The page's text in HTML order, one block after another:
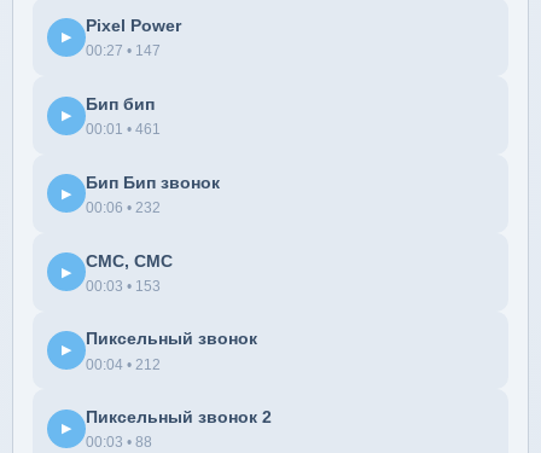
▶
Pixel Power
00:27 • 147
▶
Бип бип
00:01 • 461
▶
Бип Бип звонок
00:06 • 232
▶
СМС, СМС
00:03 • 153
▶
Пиксельный звонок
00:04 • 212
▶
Пиксельный звонок 2
00:03 • 88